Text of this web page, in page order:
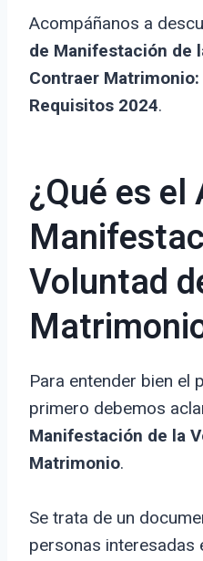
Acompáñanos a
de Manifestación de
Contraer
Requisitos 2024.
¿Qué es
Voluntad
Para entender bien el
primero debemos
Manifestación de la
Matrimonio.
Se trata de un
personas interesadas